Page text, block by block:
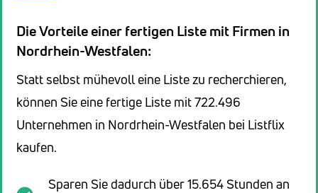
Die Vorteile einer fertigen Liste mit Firmen in
Nordrhein-Westfalen:
Statt selbst mühevoll eine Liste zu recherchieren,
können Sie eine fertige Liste mit 722.496
Unternehmen in Nordrhein-Westfalen bei Listflix
kaufen.
Sparen Sie dadurch über 15.654 Stunden an